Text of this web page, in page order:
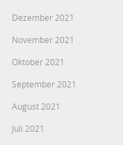
Dezember 2021
November 2021
Oktober 2021
September 2021
August 2021
Juli 2021